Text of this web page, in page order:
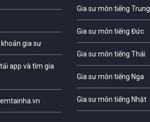
gia sư
app và tìm gia
Gia sư môn tiếng Trung
Gia sư môn tiếng Đức
Gia sư môn tiếng Thái
Gia sư môn tiếng Nga
Gia sư môn tiếng Nhật